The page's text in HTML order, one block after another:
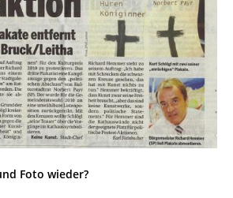
Foto wieder?